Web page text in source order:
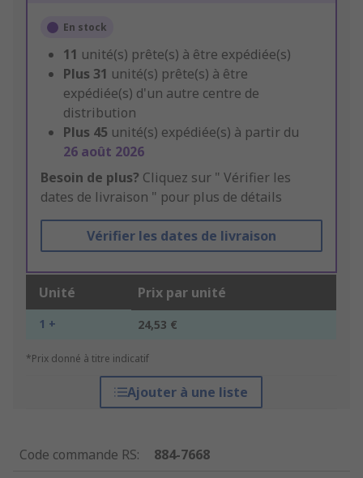
En stock
11 unité(s) prête(s) à être expédiée(s)
Plus 31 unité(s) prête(s) à être
expédiée(s) d'un autre centre de
distribution
Plus 45 unité(s) expédiée(s) à partir du
26 août 2026
Besoin de plus? Cliquez sur " Vérifier les
dates de livraison " pour plus de détails
Vérifier les dates de livraison
Unité Prix par unité
1 + 24,53 €
*Prix donné à titre indicatif
Ajouter à une liste
Code commande RS:
884-7668